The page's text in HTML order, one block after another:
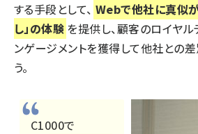
する手段として、 Webで他社に真似
し」の体験 を提供し、顧客のロイヤル
ンゲージメントを獲得して他社との
う。
C1000で